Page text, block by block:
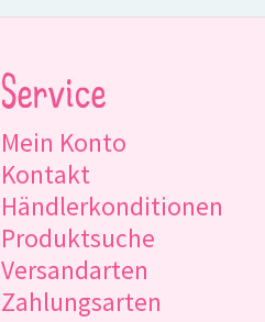
Service
Mein Konto
Kontakt
Händlerkonditionen
Produktsuche
Versandarten
Zahlungsarten